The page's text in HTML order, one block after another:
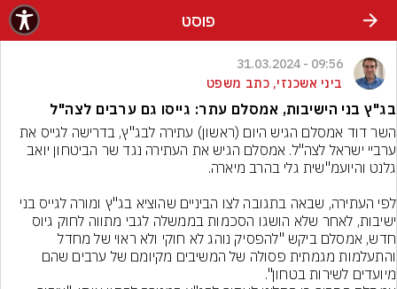
פוסט
09:56 - 31.03.2024
ביני אשכנזי, כתב משפט
בג"ץ בני הישיבות, אמסלם עתר: גייסו גם ערבים לצה"ל
ערביי ישראל לצה"ל. אמסלם הגיש את העתירה נגד שר הביטחון יואב
חדש, אמסלם ביקש "להפסיק נוהג לא חוקי ולא ראוי של מחדל
מיועדים לשירות בטחון".